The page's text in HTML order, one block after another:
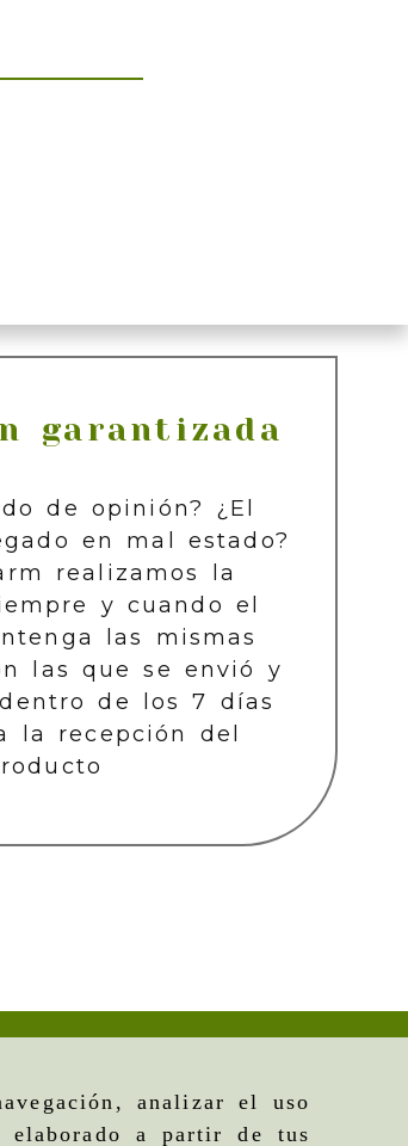
analizar el uso
a partir de tus
garantizada
de opinión? ¿El
en mal estado?
realizamos la
y cuando el
las mismas
las que se envió y
de los 7 días
la recepción del